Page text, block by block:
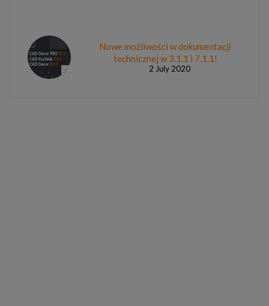
Nowe możliwości w dokumentacji
technicznej w 3.1.1 i 7.1.1!
2 July 2020